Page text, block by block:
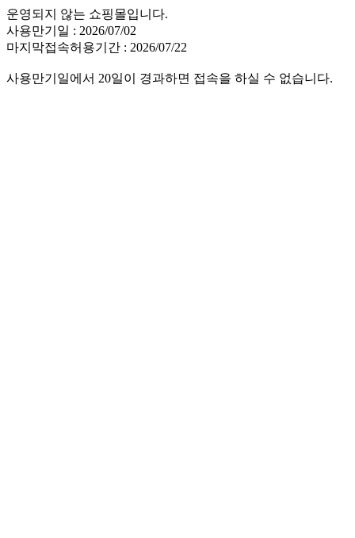
운영되지 않는 쇼핑몰입니다.
사용만기일 : 2026/07/02
마지막접속허용기간 : 2026/07/22
사용만기일에서 20일이 경과하면 접속을 하실 수 없습니다.